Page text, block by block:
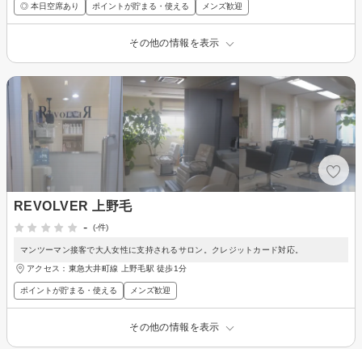
◎ 本日空席あり ポイントが貯まる・使える メンズ歓迎
その他の情報を表示
REVOLVER 上野毛
-
(-件)
マンツーマン接客で大人女性に支持されるサロン。クレジットカード対応。
アクセス：東急大井町線 上野毛駅 徒歩1分
ポイントが貯まる・使える メンズ歓迎
その他の情報を表示